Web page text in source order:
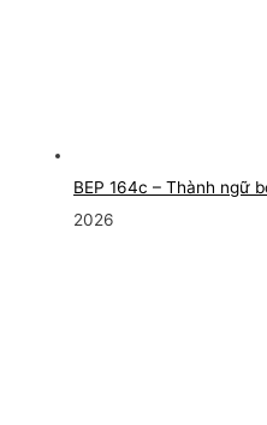
BEP 164c – Thành ngữ
2026